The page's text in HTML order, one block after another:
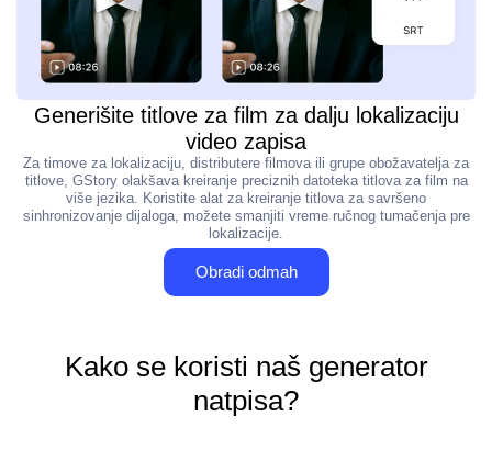
Generišite titlove za film za dalju lokalizaciju
video zapisa
Za timove za lokalizaciju, distributere filmova ili grupe obožavatelja za
titlove, GStory olakšava kreiranje preciznih datoteka titlova za film na
više jezika. Koristite alat za kreiranje titlova za savršeno
sinhronizovanje dijaloga, možete smanjiti vreme ručnog tumačenja pre
lokalizacije.
Obradi odmah
Kako se koristi naš generator
natpisa?